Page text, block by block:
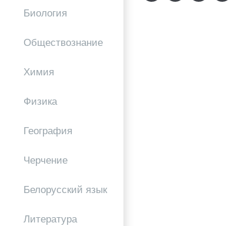
Биология
Обществознание
Химия
Физика
География
Черчение
Белорусский язык
Литература